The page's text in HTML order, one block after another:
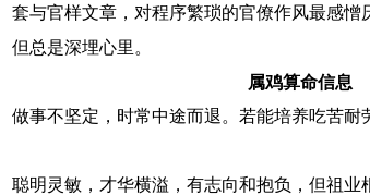
套与官样文章，对程序繁琐的官僚作风最感
但总是深埋心里。
属鸡算命信息
做事不坚定，时常中途而退。若能培养吃苦耐
聪明灵敏，才华横溢，有志向和抱负，但祖